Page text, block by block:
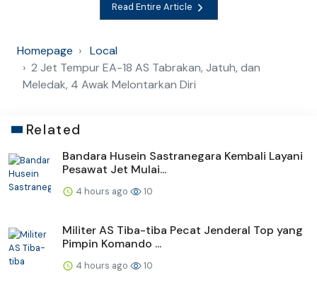
Read Entire Article
Homepage
Local
2 Jet Tempur EA-18 AS Tabrakan, Jatuh, dan
Meledak, 4 Awak Melontarkan Diri
Related
Bandara Husein Sastranegara Kembali Layani
Pesawat Jet Mulai...
4 hours ago 10
Militer AS Tiba-tiba Pecat Jenderal Top yang
Pimpin Komando ...
4 hours ago 10